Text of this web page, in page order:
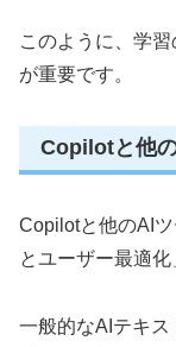
このように、学
が重要です。
Copilotと他
Copilotと他のAI
とユーザー最適化
一般的なAIテキ